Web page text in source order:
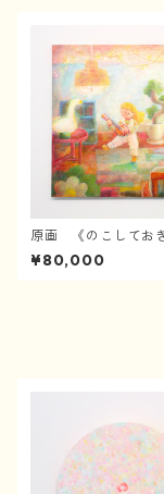
原画 《のこしてお
¥80,000